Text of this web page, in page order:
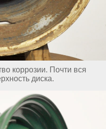
коррозии. Почти вся
диска.